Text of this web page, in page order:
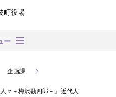
ー
企画課
々－梅沢勘四郎－』近代人